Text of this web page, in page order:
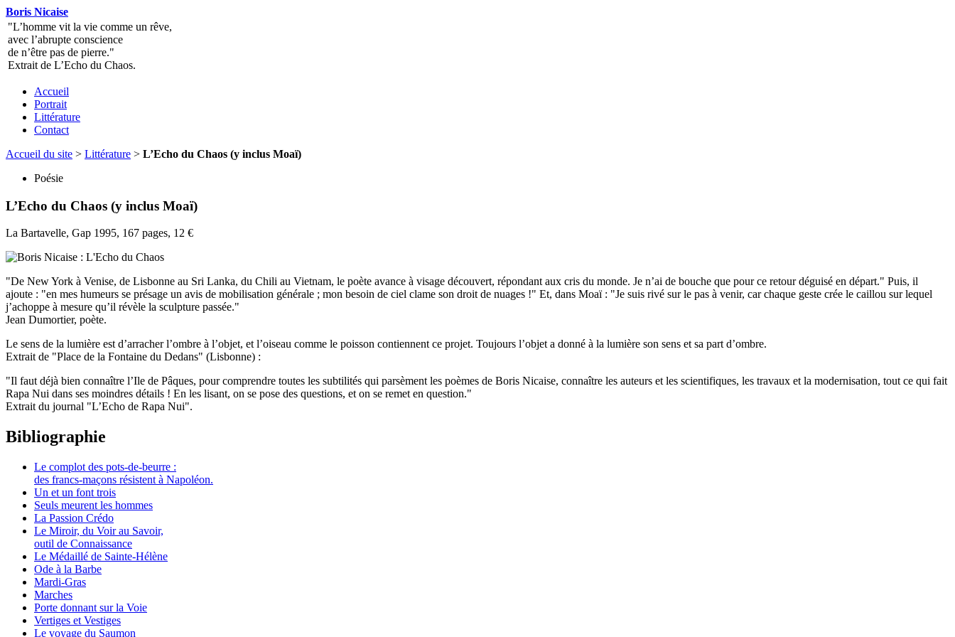
Boris Nicaise
"L’homme vit la vie comme un rêve,
avec l’abrupte conscience
de n’être pas de pierre."
Extrait de L’Echo du Chaos.
Accueil
Portrait
Littérature
Contact
Accueil du site > Littérature > L’Echo du Chaos (y inclus Moaï)
Poésie
L’Echo du Chaos (y inclus Moaï)
La Bartavelle, Gap 1995, 167 pages, 12 €
"De New York à Venise, de Lisbonne au Sri Lanka, du Chili au Vietnam, le poète avance à visage découvert, répondant aux cris du monde. Je n’ai de bouche que pour ce retour déguisé en départ." Puis, il
ajoute : "en mes humeurs se présage un avis de mobilisation générale ; mon besoin de ciel clame son droit de nuages !" Et, dans Moaï : "Je suis rivé sur le pas à venir, car chaque geste crée le caillou sur lequel
j’achoppe à mesure qu’il révèle la sculpture passée."
Jean Dumortier, poète.
Le sens de la lumière est d’arracher l’ombre à l’objet, et l’oiseau comme le poisson contiennent ce projet. Toujours l’objet a donné à la lumière son sens et sa part d’ombre.
Extrait de "Place de la Fontaine du Dedans" (Lisbonne) :
"Il faut déjà bien connaître l’Ile de Pâques, pour comprendre toutes les subtilités qui parsèment les poèmes de Boris Nicaise, connaître les auteurs et les scientifiques, les travaux et la modernisation, tout ce qui fait
Rapa Nui dans ses moindres détails ! En les lisant, on se pose des questions, et on se remet en question."
Extrait du journal "L’Echo de Rapa Nui".
Bibliographie
Le complot des pots-de-beurre :
des francs-maçons résistent à Napoléon.
Un et un font trois
Seuls meurent les hommes
La Passion Crédo
Le Miroir, du Voir au Savoir,
outil de Connaissance
Le Médaillé de Sainte‑Hélène
Ode à la Barbe
Mardi-Gras
Marches
Porte donnant sur la Voie
Vertiges et Vestiges
Le voyage du Saumon